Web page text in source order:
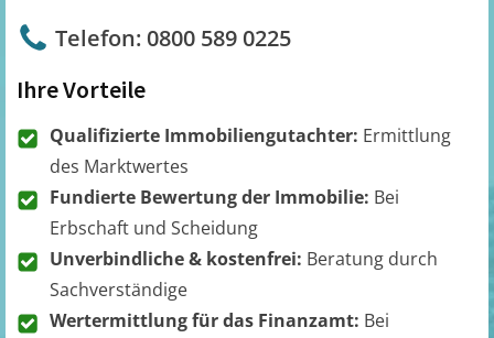
Telefon: 0800 589 0225
Ihre Vorteile
Qualifizierte Immobiliengutachter: Ermittlung
des Marktwertes
Fundierte Bewertung der Immobilie: Bei
Erbschaft und Scheidung
Unverbindliche & kostenfrei: Beratung durch
Sachverständige
Wertermittlung für das Finanzamt: Bei